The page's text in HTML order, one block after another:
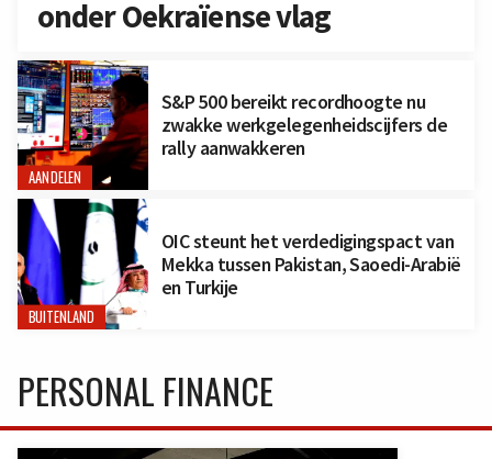
onder Oekraïense vlag
AANDELEN
S&P 500 bereikt recordhoogte nu
zwakke werkgelegenheidscijfers de
rally aanwakkeren
BUITENLAND
OIC steunt het verdedigingspact van
Mekka tussen Pakistan, Saoedi-Arabië
en Turkije
PERSONAL FINANCE